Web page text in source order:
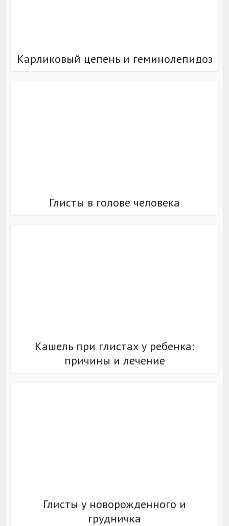
Карликовый цепень и геминолепидоз
Глисты в голове человека
Кашель при глистах у ребенка:
причины и лечение
Глисты у новорожденного и
грудничка